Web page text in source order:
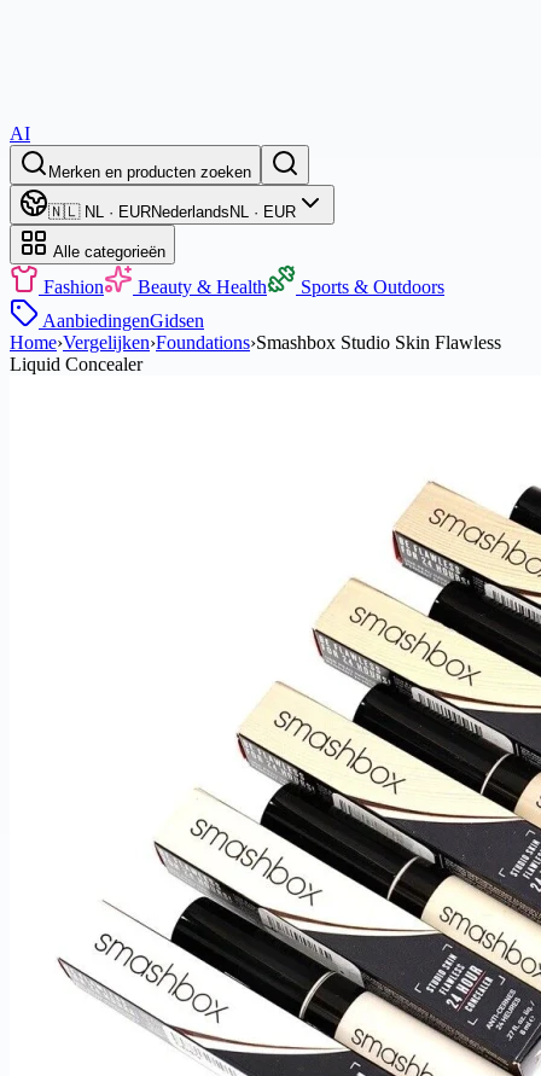
AI
Merken en producten zoeken
🇳🇱 NL · EURNederlands NL · EUR
Alle categorieën
Fashion Beauty & Health
Sports & Outdoors
AanbiedingenGidsen
Home›Vergelijken›Foundations›Smashbox Studio Skin Flawless
Liquid Concealer